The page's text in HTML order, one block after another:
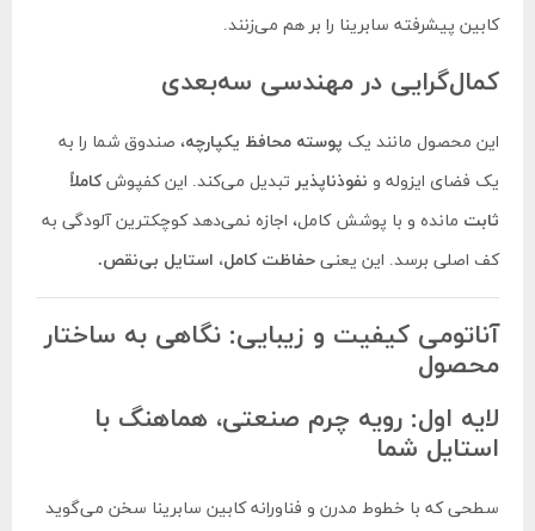
کابین پیشرفته سابرینا را بر هم می‌زنند.
کمال‌گرایی در مهندسی سه‌بعدی
این محصول مانند یک پوسته محافظ یکپارچه، صندوق شما را به
یک فضای ایزوله و نفوذناپذیر تبدیل می‌کند. این کفپوشکاملاً
ثابت مانده و با پوشش کامل، اجازه نمی‌دهد کوچکترین آلودگی به
کف اصلی برسد. این یعنی حفاظت کامل، استایل بی‌نقص.
آناتومی کیفیت و زیبایی: نگاهی به ساختار
محصول
لایه اول: رویه چرم صنعتی، هماهنگ با
استایل شما
سطحی که با خطوط مدرن و فناورانه کابین سابرینا سخن می‌گوید